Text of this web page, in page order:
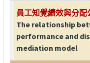
員工知覺績效與分
The relationship
performance and
mediation model